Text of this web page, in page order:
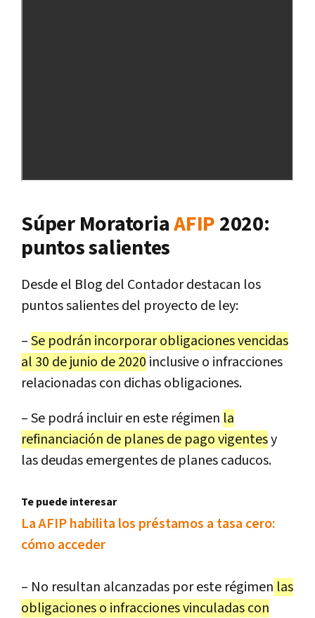
Súper MoratoriaAFIP 2020:
puntos salientes
Desde el Blog del Contador destacan los
puntos salientes del proyecto de ley:
–Se podrán incorporar obligaciones vencidas
al 30 de junio de 2020 inclusive o infracciones
relacionadas con dichas obligaciones.
– Se podrá incluir en este régimen la
refinanciación de planes de pago vigentesy
las deudas emergentes de planes caducos.
Te puede interesar
La AFIP habilita los préstamos a tasa cero:
cómo acceder
– No resultan alcanzadas por este régimen las
obligaciones o infracciones vinculadas con